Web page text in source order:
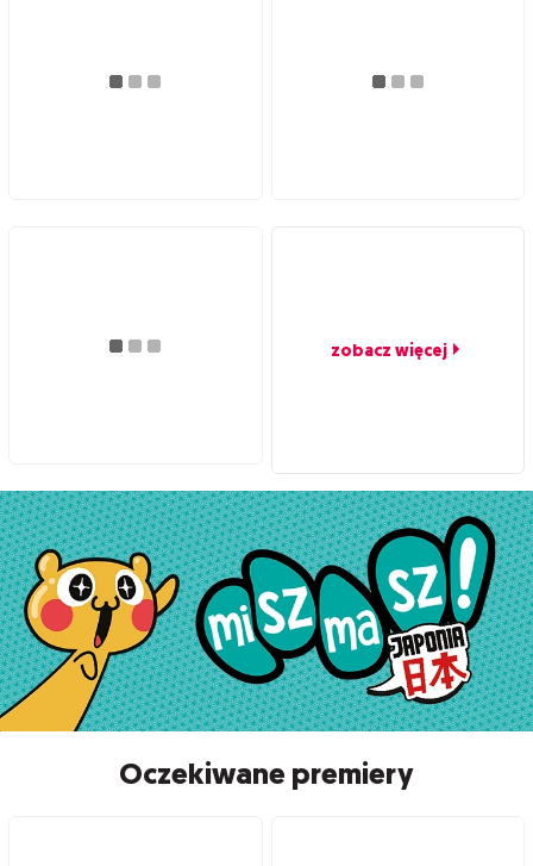
zobacz więcej
Oczekiwane premiery